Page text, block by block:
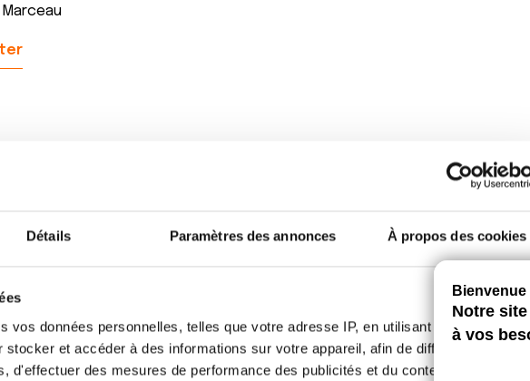
Détails Paramètres des annonces À propos des cookies
vos données personnelles, telles que votre adresse IP, en utilisant des
et accéder à des informations sur votre appareil, afin de diffuser des
d'effectuer des mesures de performance des publicités et du contenu, ainsi que de
Marceau